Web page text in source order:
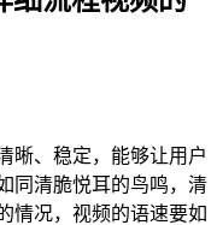
晰、稳定，能够让用户
同清脆悦耳的鸟鸣，清
情况，视频的语速要如